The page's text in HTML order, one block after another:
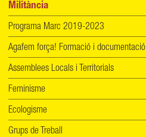
Militància
Programa Marc 2019-2023
Agafem força! Formació i documentació
Assemblees Locals i Territorials
Feminisme
Ecologisme
Grups de Treball